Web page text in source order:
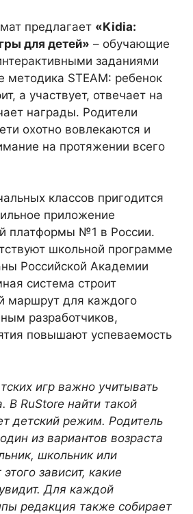
предлагает «Kidia:
для детей» – обучающие
заданиями
методика STEAM: ребенок
а участвует, отвечает на
награды. Родители
охотно вовлекаются и
на протяжении всего
классов пригодится
приложение
платформы №1 в России.
школьной программе
Российской Академии
система строит
маршрут для каждого
разработчиков,
повышают успеваемость
игр важно учитывать
В RuStore найти такой
детский режим. Родитель
из вариантов возраста
школьник или
зависит, какие
Для каждой
редакция также собирает